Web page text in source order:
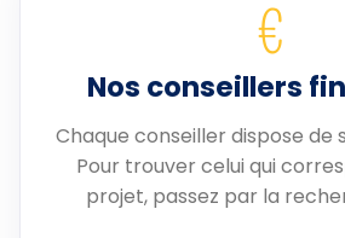
€
Nos conseillers
Chaque conseiller dispose de
Pour trouver celui qui
projet, passez par la